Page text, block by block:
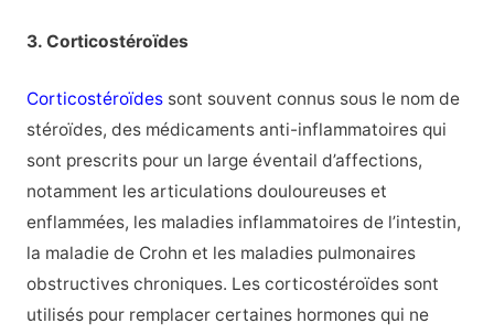
3. Corticostéroïdes
Corticostéroïdessont souvent connus sous le nom de
stéroïdes, des médicaments anti-inflammatoires qui
sont prescrits pour un large éventail d’affections,
notamment les articulations douloureuses et
enflammées, les maladies inflammatoires de l’intestin,
la maladie de Crohn et les maladies pulmonaires
obstructives chroniques. Les corticostéroïdes sont
utilisés pour remplacer certaines hormones qui ne